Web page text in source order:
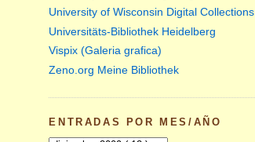
University of Wisconsin Digital Collections
Universitäts-Bibliothek Heidelberg
Vispix (Galeria grafica)
Zeno.org Meine Bibliothek
ENTRADAS POR MES/AÑO